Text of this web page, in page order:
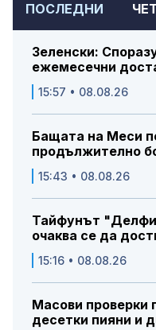
ПОСЛЕДНИ
Зеленски:
ежемесечни
15:57 • 08.08.26
Бащата на Меси
продължително
15:43 • 08.08.26
Тайфунът
очаква се да
15:16 • 08.08.26
Масови проверки
десетки пияни и